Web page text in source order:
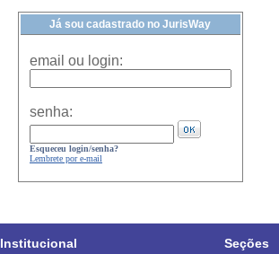
Já sou cadastrado no JurisWay
email ou login:
senha:
Esqueceu login/senha?
Lembrete por e-mail
Institucional Seções